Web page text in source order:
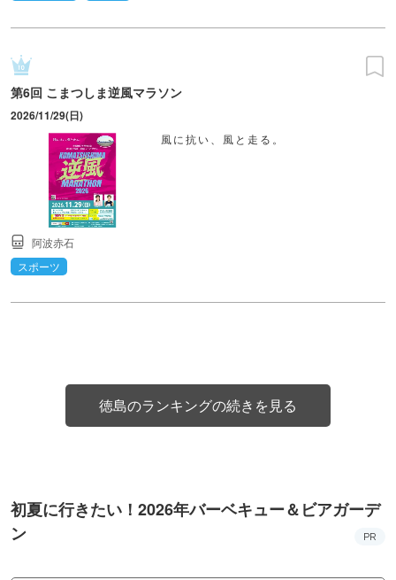
第6回 こまつしま逆風マラソン
2026/11/29(日)
風に抗い、風と走る。
阿波赤石
スポーツ
徳島のランキングの続きを見る
初夏に行きたい！2026年バーベキュー＆ビアガーデ
ン
PR